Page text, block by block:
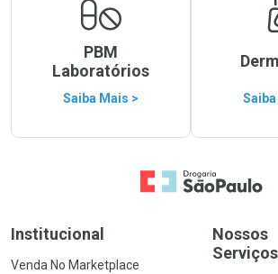
PBM
Laboratórios
Saiba Mais >
Ir para a Home
Institucional
Venda No Marketplace
Nossos
Serviços